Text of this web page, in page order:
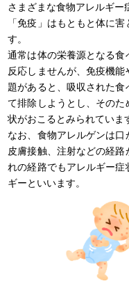
さまざまな食物アレルギー
「免疫」はもともと体に
す。
通常は体の栄養源となる
反応しませんが、免疫機
題があると、吸収された
て排除しようとし、その
状がおこるとみられていま
なお、食物アレルゲンは
皮膚接触、注射などの経
れの経路でもアレルギー
ギーといいます。